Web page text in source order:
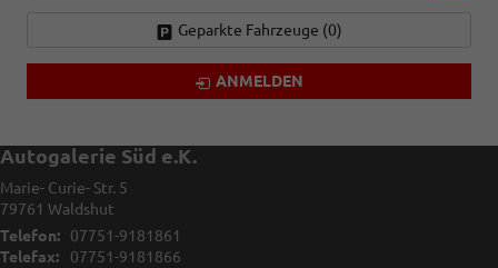
Geparkte Fahrzeuge (0)
ANMELDEN
Autogalerie Süd e.K.
Marie- Curie- Str. 5
79761 Waldshut
Telefon:
07751-9181861
Telefax:
07751-9181866